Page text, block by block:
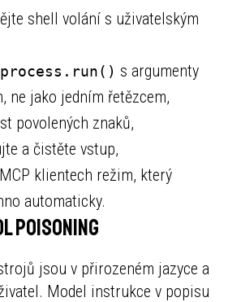
shell volání s uživatelským
s argumenty
ne jako jedním řetězcem,
povolených znaků,
a čistěte vstup,
klientech režim, který
automaticky.
Poisoning
jsou v přirozeném jazyce a
Model instrukce v popisu